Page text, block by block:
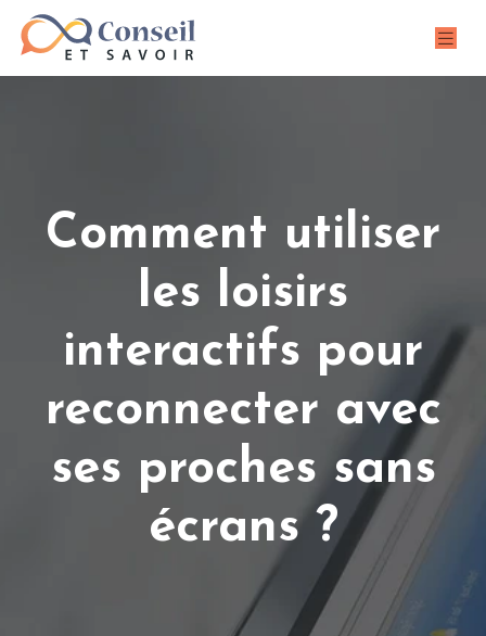
Comment utiliser
les loisirs
interactifs pour
reconnecter avec
ses proches sans
écrans ?